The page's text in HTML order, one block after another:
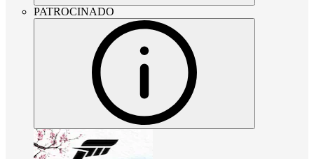
PATROCINADO